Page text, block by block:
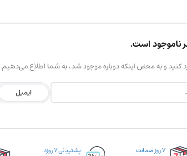
ناموجود است.
کنید و به محض اینکه دوباره موجود شد، به شما اطلاع می‌دهیم.
ایمیل
۷ روز ضمانت
پشتیبانی ۷ روزه